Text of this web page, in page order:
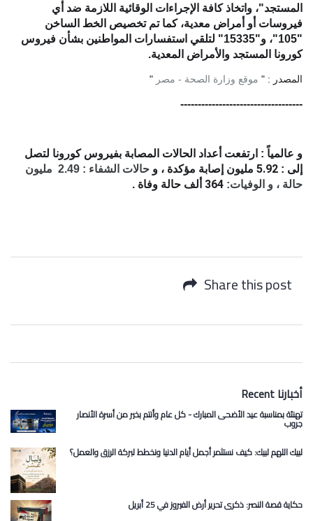
المستجد"، واتخاذ كافة الإجراءات الوقائية اللازمة ضد أي
فيروسات أو أمراض معدية، كما تم تخصيص الخط الساخن
"105"، و"15335" لتلقي استفسارات المواطنين بشأن فيروس
كورونا المستجد والأمراض المعدية.
المصدر : " موقع وزارة الصحة - مصر "
-----------------------------------
و عالمياً : ارتفعت أعداد الحالات المصابة بفيروس كورونا لتصل
إلى : 5.92 مليون إصابة مؤكدة ، و
حالات الشفاء : 2.49 مليون
حالة ، و الوفيات: 364 ألف حالة وفاة .
Share this post
Recent أخبارنا
تهنئة بمناسبة عيد الأضحى المبارك - كل عام وأنتم بخير من أسرة الأنصار
جروب
لبيك اللهم لبيك: كيف نستثمر أجمل أيام الدنيا ونخطط لبركة الرزق والعمل؟
حكاية قصة النصر: ذكرى تحرير أرض الفيروز في 25 أبريل